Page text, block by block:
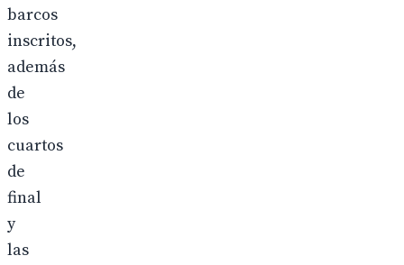
barcos
inscritos,
además
de
los
cuartos
de
final
y
las